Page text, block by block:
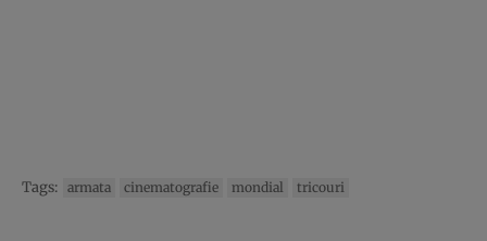
Tags: armata cinematografie mondial tricouri